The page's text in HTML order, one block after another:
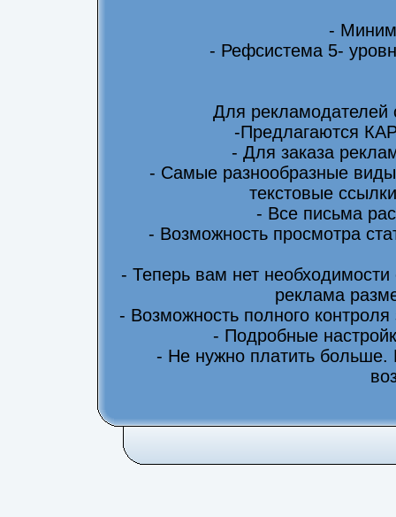
-
- Рефсистема 5-
Для
-Предлагаются
- Для заказа
- Самые разнообразные
текстовые
- Все письма
- Возможность просмотра
- Теперь вам нет
реклама
- Возможность полного
- Подробные
- Не нужно платить больше.